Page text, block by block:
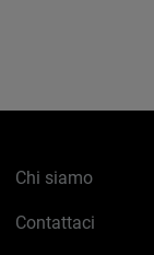
Chi siamo
Contattaci